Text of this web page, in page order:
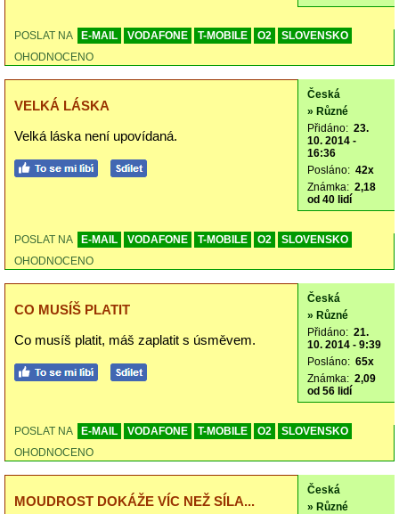
POSLAT NA E-MAIL VODAFONE T-MOBILE O2
SLOVENSKO
OHODNOCENO
VELKÁ LÁSKA
Velká láska není upovídaná.
Česká
» Různé
Přidáno: 23.
10. 2014 -
16:36
Posláno: 42x
Známka: 2,18
od 40 lidí
POSLAT NA E-MAIL VODAFONE T-MOBILE O2
SLOVENSKO
OHODNOCENO
CO MUSÍŠ PLATIT
Co musíš platit, máš zaplatit s úsměvem.
Česká
» Různé
Přidáno: 21.
10. 2014 - 9:39
Posláno: 65x
Známka: 2,09
od 56 lidí
POSLAT NA E-MAIL VODAFONE T-MOBILE O2
SLOVENSKO
OHODNOCENO
MOUDROST DOKÁŽE VÍC NEŽ SÍLA...
Česká
» Různé